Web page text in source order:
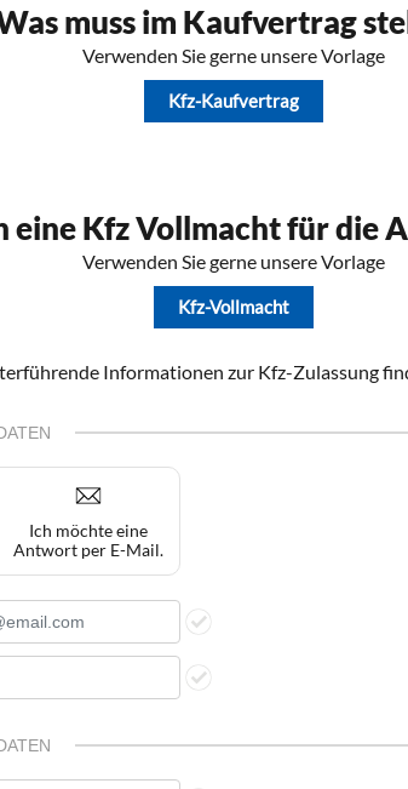
muss im Kaufvertrag
Verwenden Sie gerne unsere Vorlage
Kfz-Kaufvertrag
eine Kfz Vollmacht für die
Verwenden Sie gerne unsere Vorlage
Kfz-Vollmacht
Informationen zur Kfz-Zulassung
Ich möchte eine
Antwort per E-Mail.